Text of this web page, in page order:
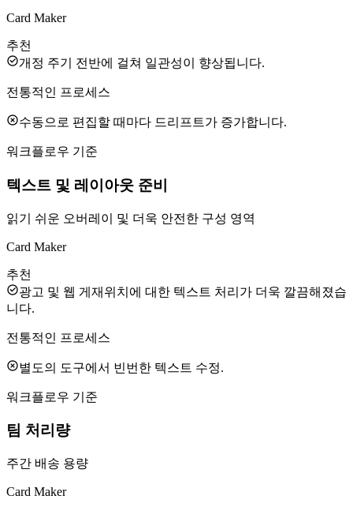
Card Maker
추천
개정 주기 전반에 걸쳐 일관성이 향상됩니다.
전통적인 프로세스
수동으로 편집할 때마다 드리프트가 증가합니다.
워크플로우 기준
텍스트 및 레이아웃 준비
읽기 쉬운 오버레이 및 더욱 안전한 구성 영역
Card Maker
추천
광고 및 웹 게재위치에 대한 텍스트 처리가 더욱 깔끔해졌습
니다.
전통적인 프로세스
별도의 도구에서 빈번한 텍스트 수정.
워크플로우 기준
팀 처리량
주간 배송 용량
Card Maker